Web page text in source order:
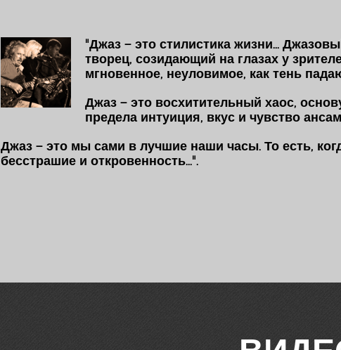
"Джаз – это стилистика жизни...
творец, созидающий на глазах у
мгновенное, неуловимое, как тень
Джаз – это восхитительный хаос,
предела интуиция, вкус и чувство
Джаз – это мы сами в лучшие наши часы. То есть,
бесстрашие и откровенность...".